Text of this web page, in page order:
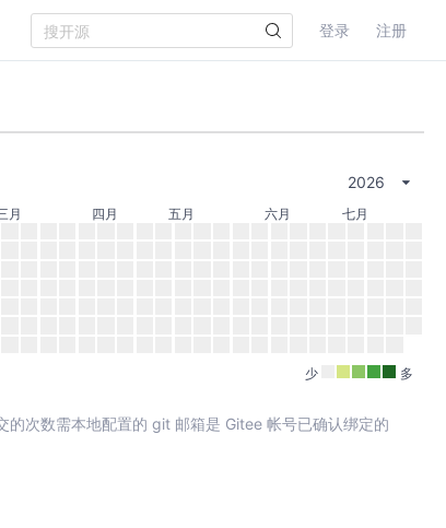
登录 注册
2026
月 四月 五月 六月 七月
少 多
次数需本地配置的 git 邮箱是 Gitee 帐号已确认绑定的